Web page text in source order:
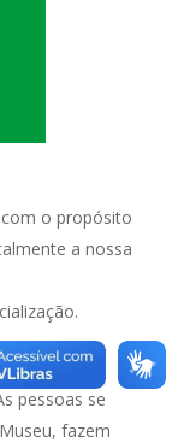
o propósito
a nossa
quando
pessoas se
fazem